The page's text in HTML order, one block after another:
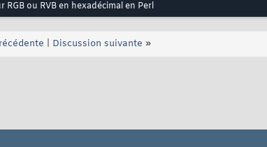
ou RVB en hexadécimal en Perl
Discussion suivante »